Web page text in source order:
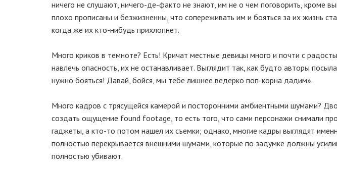
ничего не слушают, ничего-де-факто не знают, им не о чем поговорить, кроме
плохо прописаны и безжизненны, что сопереживать им и бояться за их жизнь
когда же их кто-нибудь прихлопнет.
Много криков в темноте? Есть! Кричат местные девицы много и почти с
навлечь опасность, их не останавливает. Выглядит так, как будто авторы
нужно бояться! Давай, бойся, мы тебе лишнее ведерко поп-корна дадим».
Много кадров с трясущейся камерой и посторонними амбиентными шумами?
создать ощущение found footage, то есть того, что сами персонажи снимали
гаджеты, а кто-то потом нашел их съемки; однако, многие кадры выглядят
полностью перекрывается внешними шумами, которые по задумке должны
полностью убивают.